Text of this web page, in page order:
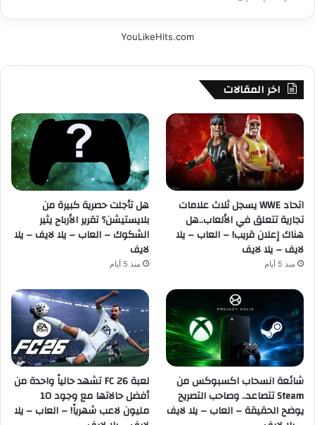
YouLikeHits.com
اخر المقالات
اتحاد WWE يسجل ثلاث علامات
تجارية تتعلق في الألعاب..هل
هناك إعلان قريب! – العاب – يلا
لايف – يلا لايف
منذ 5 أيام
هل تأجلت حصرية كبيرة من
بلايستيشن؟ تقرير الأرباح يثير
الشكوك – العاب – يلا لايف – يلا
لايف
منذ 5 أيام
شائعة انسحاب اكسبوكس من
Steam تتصاعد.. وصاحب التصريح
يوضح الحقيقة – العاب – يلا لايف
لعبة FC 26 تشهد حالياً واحدة من
أفضل حالاتها مع وجود 10
مليون لاعب شهرياً! – العاب – يلا